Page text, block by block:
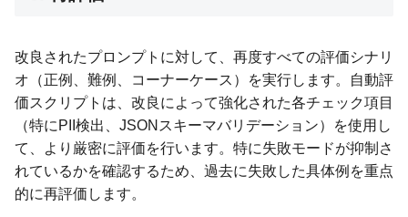
改良されたプロンプトに対して、再度すべての評価シナリ
オ（正例、難例、コーナーケース）を実行します。自動評
価スクリプトは、改良によって強化された各チェック項目
（特にPII検出、JSONスキーマバリデーション）を使用し
て、より厳密に評価を行います。特に失敗モードが抑制さ
れているかを確認するため、過去に失敗した具体例を重点
的に再評価します。